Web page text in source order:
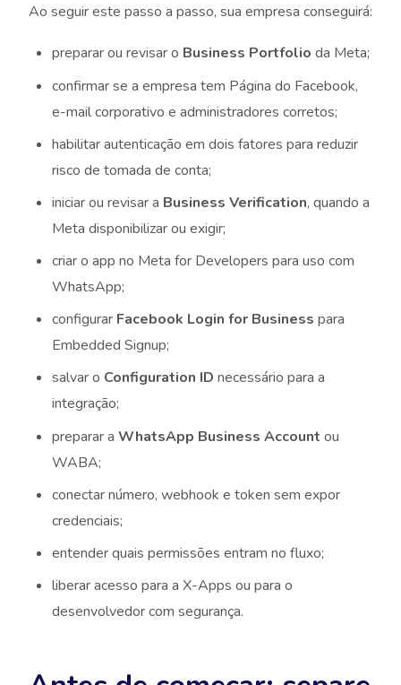
Ao seguir este passo a passo, sua empresa conseguirá:
preparar ou revisar o Business Portfolio da Meta;
confirmar se a empresa tem Página do Facebook,
e-mail corporativo e administradores corretos;
habilitar autenticação em dois fatores para reduzir
risco de tomada de conta;
iniciar ou revisar a Business Verification, quando a
Meta disponibilizar ou exigir;
criar o app no Meta for Developers para uso com
WhatsApp;
configurar Facebook Login for Business para
Embedded Signup;
salvar o Configuration ID necessário para a
integração;
preparar a WhatsApp Business Account ou
WABA;
conectar número, webhook e token sem expor
credenciais;
entender quais permissões entram no fluxo;
liberar acesso para a X-Apps ou para o
desenvolvedor com segurança.